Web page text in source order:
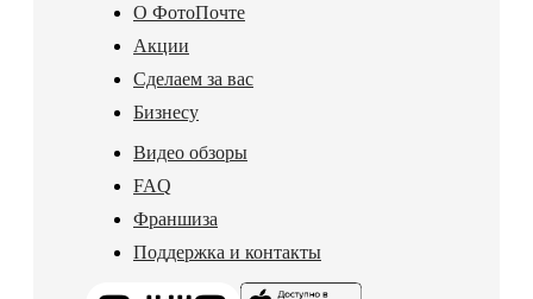
О ФотоПочте
Акции
Сделаем за вас
Бизнесу
Видео обзоры
FAQ
Франшиза
Поддержка и контакты